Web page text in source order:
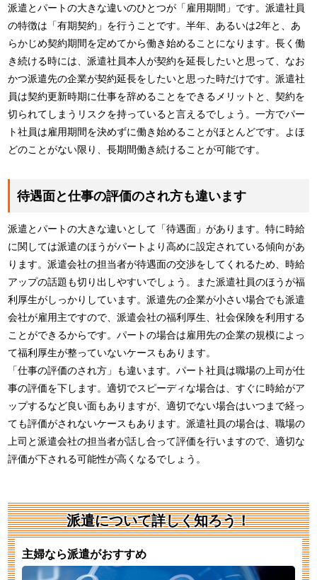
派遣とパートの大きな違いのひとつが「雇用期間」です。派遣社員
の特徴は「有期契約」を行うことです。半年、あるいは2年と、あ
らかじめ契約期間を定めてから働き始めることになります。長く働
き続ける時には、派遣社員本人が契約を延長したいと思って、なお
かつ派遣先の企業が契約延長をしたいと思った時だけです。派遣社
員は契約更新時期に仕事を辞めることをできるメリットと、契約を
切られてしまうリスクを持っていると言えるでしょう。一方でパー
ト社員は雇用期間を決めずに働き始めることがほとんどです。よほ
どのことがない限り、長期間働き続けることが可能です。
待遇面と仕事の評価のされ方も違います
派遣とパートの大きな違いとして「待遇面」があります。特に時給
に関しては派遣のほうがパートより高めに設定されている傾向があ
ります。派遣会社の担当者が待遇面の交渉をしてくれるため、時給
アップの話題も切り出しやすいでしょう。また派遣社員のほうが福
利厚生がしっかりしています。派遣先の企業が小さい場合でも派遣
会社が雇用主ですので、派遣会社の福利厚生、社会保険を利用する
ことができるからです。パートの場合は雇用先の企業の規模によっ
て福利厚生が整っていないケースもあります。
「仕事の評価のされ方」も違います。パート社員は職場の上司が仕
事の評価を下します。適切でスピーディな場合は、すぐに時給がア
ップするなど良い面もありますが、適切でない場合はいつまで経っ
ても評価がされないケースもあります。派遣社員の場合は、職場の
上司と派遣会社の担当者が話し合って評価を行いますので、適切な
評価が下される可能性が高くなるでしょう。
派遣について詳しく知ろう！
主婦なら派遣がおすすめ